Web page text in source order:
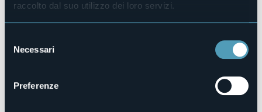
raccolto dal suo utilizzo dei loro servizi.
delNecessari
Preferenze
Ingredienti freschi e genuini per iniziare al meglio la
giornata.
No
Sala congressi